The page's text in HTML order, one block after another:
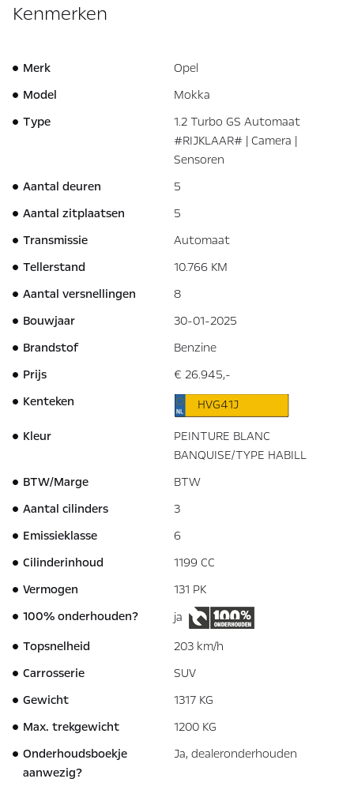
Kenmerken
Merk
Opel
Model
Mokka
Type
1.2 Turbo GS Automaat
#RIJKLAAR# | Camera |
Sensoren
Aantal deuren
5
Aantal zitplaatsen
5
Transmissie
Automaat
Tellerstand
10.766 KM
Aantal versnellingen
8
Bouwjaar
30-01-2025
Brandstof
Benzine
Prijs
€ 26.945,-
Kenteken
HVG41J
Kleur
PEINTURE BLANC
BANQUISE/TYPE HABILL
BTW/Marge
BTW
Aantal cilinders
3
Emissieklasse
6
Cilinderinhoud
1199 CC
Vermogen
131 PK
100% onderhouden?
ja
Topsnelheid
203 km/h
Carrosserie
SUV
Gewicht
1317 KG
Max. trekgewicht
1200 KG
Onderhoudsboekje
aanwezig?
Ja, dealeronderhouden